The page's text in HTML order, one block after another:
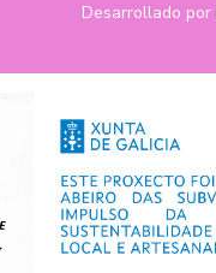
Desarrollado por